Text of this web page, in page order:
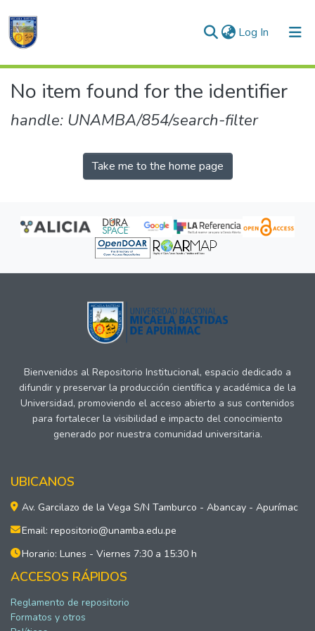
Log In (current)
Communities & Collections
No item found for the identifier
handle: UNAMBA/854/search-filter
Take me to the home page
Bienvenidos al Repositorio Institucional, espacio dedicado a
difundir y preservar la producción científica y académica de la
Universidad, promoviendo el acceso abierto a sus contenidos
para fortalecer la visibilidad e impacto del conocimiento
generado por nuestra comunidad universitaria.
UBICANOS
Av. Garcilazo de la Vega S/N Tamburco - Abancay - Apurímac
Email: repositorio@unamba.edu.pe
Horario: Lunes - Viernes 7:30 a 15:30 h
ACCESOS RÁPIDOS
Reglamento de repositorio
Formatos y otros